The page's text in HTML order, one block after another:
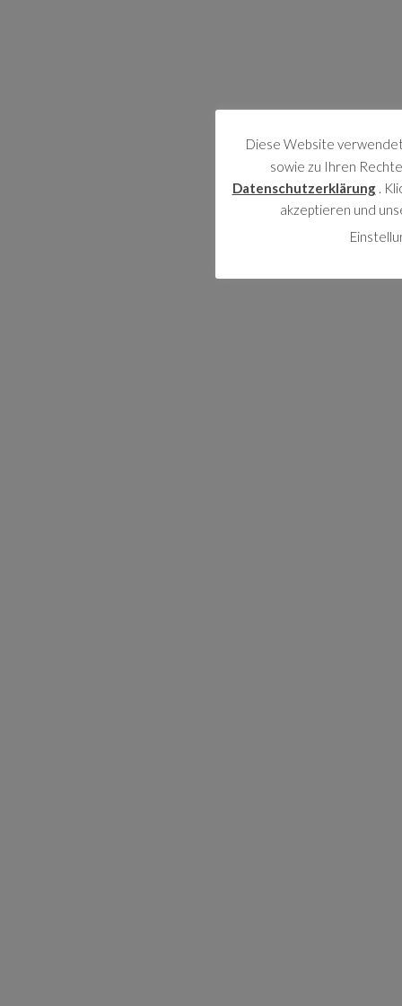
Diese Website
sowie zu Ihren
Datenschutzerklärung.
akzeptieren und